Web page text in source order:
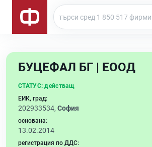
БУЦЕФАЛ БГ | ЕООД
СТАТУС: действащ
ЕИК, град:
202933534, София
основана:
13.02.2014
регистрация по ДДС: